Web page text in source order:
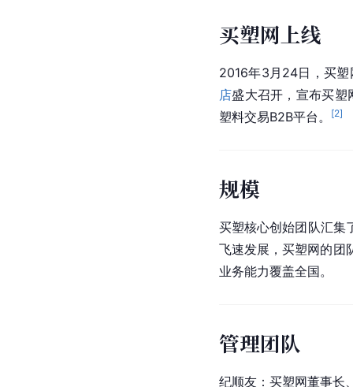
买塑网上线
2016年3月24日，买
店盛大召开，宣布买塑
塑料交易B2B平台。
[2]
规模
买塑核心创始团队汇集
飞速发展，买塑网的团
业务能力覆盖全国。
管理团队
纪顺友： 买塑网董事长